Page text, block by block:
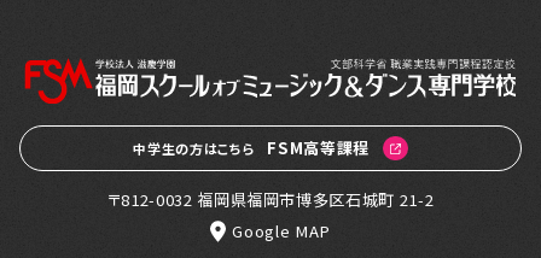
中学生の方はこちら FSM高等課程
〒812-0032 福岡県福岡市博多区石城町 21-2
Google MAP